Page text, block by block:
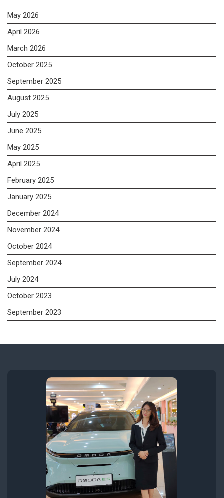
May 2026
April 2026
March 2026
October 2025
September 2025
August 2025
July 2025
June 2025
May 2025
April 2025
February 2025
January 2025
December 2024
November 2024
October 2024
September 2024
July 2024
October 2023
September 2023